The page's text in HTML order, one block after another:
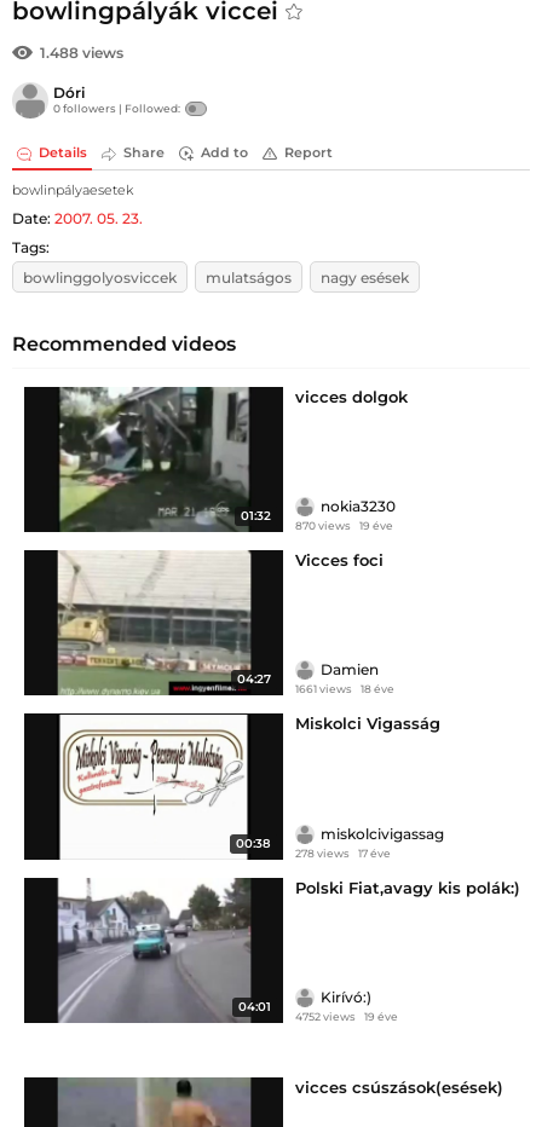
bowlingpályák viccei
1.488 views
Dóri
0 followers | Followed:
Details Share Add to Report
bowlinpályaesetek
Date: 2007. 05. 23.
Tags:
bowlinggolyosviccek
mulatságos nagy esések
Recommended videos
01:32
vicces dolgok
nokia3230
870 views 19 éve
04:27
Vicces foci
Damien
1661 views 18 éve
00:38
Miskolci Vigasság
miskolcivigassag
278 views 17 éve
04:01
Polski Fiat,avagy kis polák:)
Kirívó:)
4752 views 19 éve
vicces csúszások(esések)